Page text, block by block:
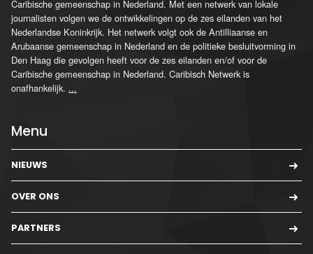
Caribische gemeenschap in Nederland. Met een netwerk van lokale
journalisten volgen we de ontwikkelingen op de zes eilanden van het
Nederlandse Koninkrijk. Het netwerk volgt ook de Antilliaanse en
Arubaanse gemeenschap in Nederland en de politieke besluitvorming in
Den Haag die gevolgen heeft voor de zes eilanden en/of voor de
Caribische gemeenschap in Nederland. Caribisch Netwerk is
onafhankelijk. ...
Menu
NIEUWS
OVER ONS
PARTNERS